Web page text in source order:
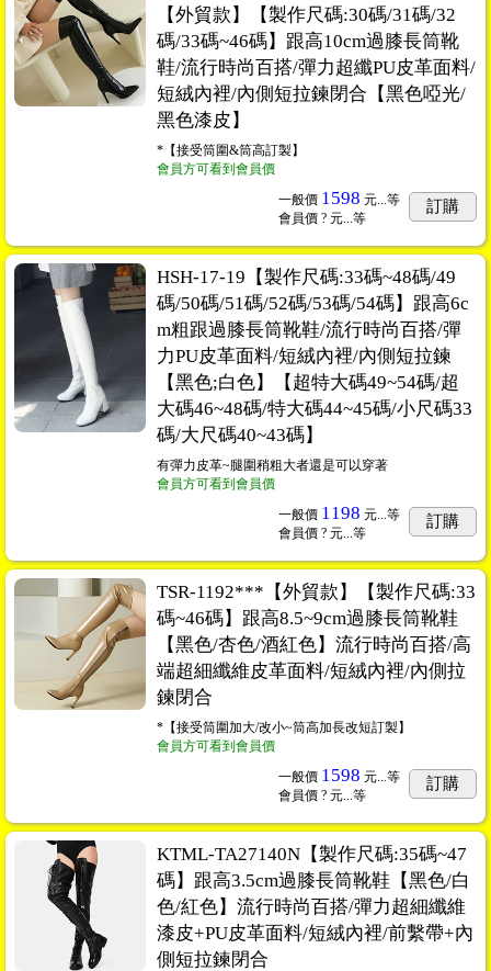
【外貿款】【製作尺碼:30碼/31碼/32
碼/33碼~46碼】跟高10cm過膝長筒靴
鞋/流行時尚百搭/彈力超纖PU皮革面料/
短絨內裡/內側短拉鍊閉合【黑色啞光/
黑色漆皮】
*【接受筒圍&筒高訂製】
會員方可看到會員價
一般價 1598 元...等
會員價 ? 元...等
訂購
HSH-17-19【製作尺碼:33碼~48碼/49
碼/50碼/51碼/52碼/53碼/54碼】跟高6c
m粗跟過膝長筒靴鞋/流行時尚百搭/彈
力PU皮革面料/短絨內裡/內側短拉鍊
【黑色;白色】【超特大碼49~54碼/超
大碼46~48碼/特大碼44~45碼/小尺碼33
碼/大尺碼40~43碼】
有彈力皮革~腿圍稍粗大者還是可以穿著
會員方可看到會員價
一般價 1198 元...等
會員價 ? 元...等
訂購
TSR-1192***【外貿款】【製作尺碼:33
碼~46碼】跟高8.5~9cm過膝長筒靴鞋
【黑色/杏色/酒紅色】流行時尚百搭/高
端超細纖維皮革面料/短絨內裡/內側拉
鍊閉合
*【接受筒圍加大/改小~筒高加長改短訂製】
會員方可看到會員價
一般價 1598 元...等
會員價 ? 元...等
訂購
KTML-TA27140N【製作尺碼:35碼~47
碼】跟高3.5cm過膝長筒靴鞋【黑色/白
色/紅色】流行時尚百搭/彈力超細纖維
漆皮+PU皮革面料/短絨內裡/前繫帶+內
側短拉鍊閉合